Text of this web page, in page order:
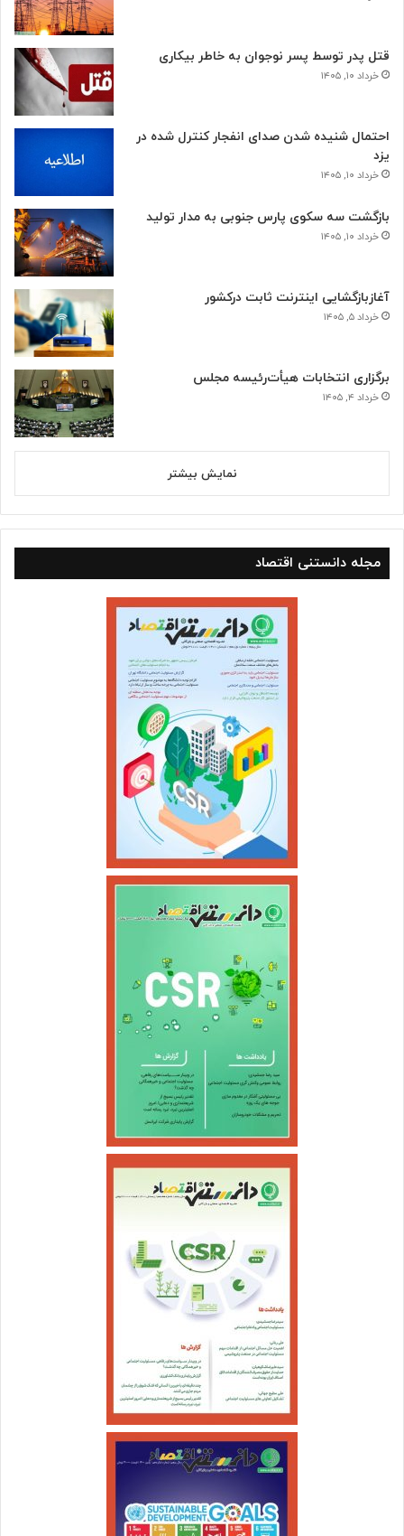
قتل پدر توسط پسر نوجوان به خاطر بیکاری
خرداد ۱۰, ۱۴۰۵
احتمال شنیده شدن صدای انفجار کنترل شده در
یزد
خرداد ۱۰, ۱۴۰۵
بازگشت سه سکوی پارس جنوبی به مدار تولید
خرداد ۱۰, ۱۴۰۵
آغازبازگشایی اینترنت ثابت درکشور
خرداد ۵, ۱۴۰۵
برگزاری انتخابات هیأت‌رئیسه مجلس
خرداد ۴, ۱۴۰۵
نمایش بیشتر
مجله دانستنی اقتصاد